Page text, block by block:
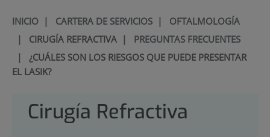
INICIO| CARTERA DE SERVICIOS| OFTALMOLOGÍA
| CIRUGÍA REFRACTIVA| PREGUNTAS FRECUENTES
| ¿CUÁLES SON LOS RIESGOS QUE PUEDE PRESENTAR
EL LASIK?
Cirugía Refractiva